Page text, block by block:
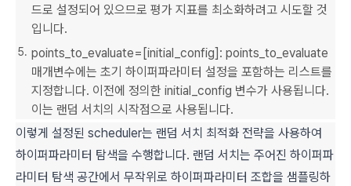
드로 설정되어 있으므로 평가 지표를 최소화하려고 시도할 것
입니다.
points_to_evaluate=[initial_config]: points_to_evaluate
매개변수에는 초기 하이퍼파라미터 설정을 포함하는 리스트를
지정합니다. 이전에 정의한 initial_config 변수가 사용됩니다.
이는 랜덤 서치의 시작점으로 사용됩니다.
이렇게 설정된 scheduler는 랜덤 서치 최적화 전략을 사용하여
하이퍼파라미터 탐색을 수행합니다. 랜덤 서치는 주어진 하이퍼파
라미터 탐색 공간에서 무작위로 하이퍼파라미터 조합을 샘플링하